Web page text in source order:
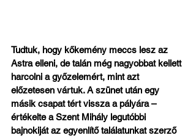
Tudtuk, hogy kőkemény meccs lesz az
Astra elleni, de talán még nagyobbat kellett
harcolni a győzelemért, mint azt
előzetesen vártuk. A szünet után egy
másik csapat tért vissza a pályára –
értékelte a Szent Mihály legutóbbi
bajnokiját az egyenlítő találatunkat szerző